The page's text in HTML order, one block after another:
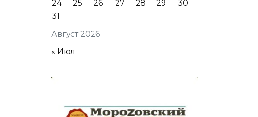
Август 2026
24
25 26 27 28 29
30
31
« Июл